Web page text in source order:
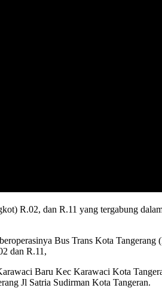
R.02, dan R.11 yang tergabung
Bus Trans Kota
dan R.11,
Baru Kec Karawaci Kota
Jl Satria Sudirman Kota Tangeran.